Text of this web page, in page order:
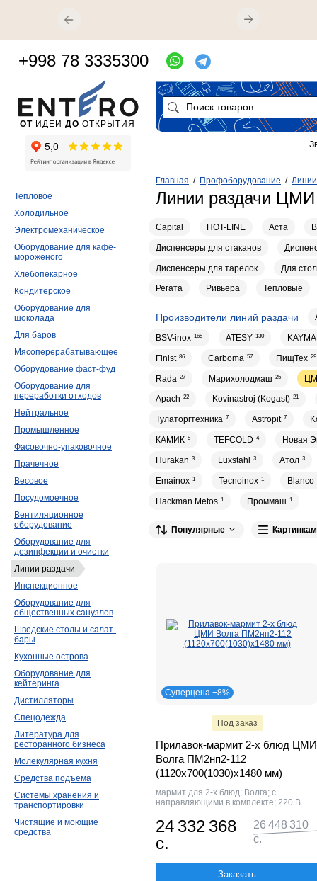
Главная / Профоборудование /
Линии раздачи ЦМИ
Capital HOT-LINE Аста
Диспенсеры для стаканов
Диспенсеры для тарелок Для
Регата Ривьера Тепловые
Производители линий раздачи
BSV-inox 165 ATESY 130
Finist 86 Carboma 57 ПищТех 29
Rada 27 Марихолодмаш 25
Apach 22 Kovinastroj (Kogast) 21
Тулаторгтехника 7 Astropit 7
КАМИК 5 TEFCOLD 4 Новая
Hurakan 3 Luxstahl 3 Атол 3
Emainox 1 Tecnoinox 1 Blanco
Hackman Metos 1 Проммаш 1
Популярные
Суперцена −8%
Под заказ
Прилавок-мармит 2-х блюд ЦМИ
Волга ПМ2нп2-112
(1120х700(1030)х1480 мм)
мармит для 2-х блюд; Волга; с
направляющими в комплекте; 220 В
24 332 368
с.
26 448 310
с.
Заказать
Тепловое
Холодильное
Электромеханическое
Оборудование для кафе-
мороженого
Хлебопекарное
Кондитерское
Оборудование для
шоколада
Для баров
Мясоперерабатывающее
Оборудование фаст-фуд
Оборудование для
переработки отходов
Нейтральное
Промышленное
Фасовочно-упаковочное
Прачечное
Весовое
Посудомоечное
Вентиляционное
оборудование
Оборудование для
дезинфекции и очистки
Линии раздачи
Инспекционное
Оборудование для
общественных санузлов
Шведские столы и салат-
бары
Кухонные острова
Оборудование для
кейтеринга
Дистилляторы
Спецодежда
Литература для
ресторанного бизнеса
Молекулярная кухня
Средства подъема
Системы хранения и
транспортировки
Чистящие и моющие
средства
ОТ ИДЕИ ДО ОТКРЫТИЯ
+998 78 3335300